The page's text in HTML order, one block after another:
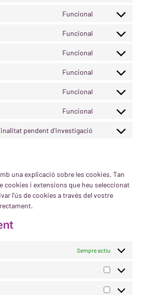
Funcional
Funcional
Funcional
Funcional
Funcional
Funcional
pendent d'investigació
una explicació sobre les cookies. Tan
cookies i extensions que heu seleccionat
l'ús de cookies a través del vostre
Sempre actiu